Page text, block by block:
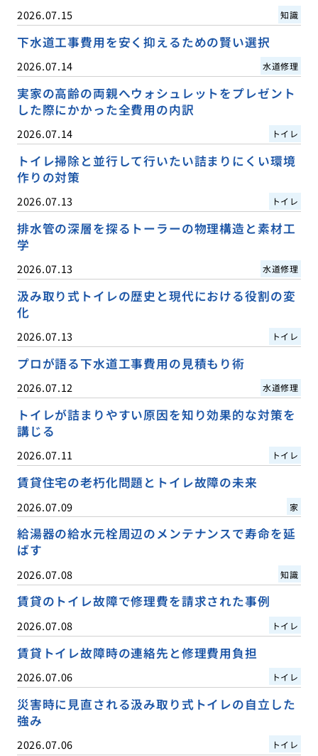
2026.07.15 知識
下水道工事費用を安く抑えるための賢い選択
2026.07.14 水道修理
実家の高齢の両親へウォシュレットをプレゼント
した際にかかった全費用の内訳
2026.07.14 トイレ
トイレ掃除と並行して行いたい詰まりにくい環境
作りの対策
2026.07.13 トイレ
排水管の深層を探るトーラーの物理構造と素材工
学
2026.07.13 水道修理
汲み取り式トイレの歴史と現代における役割の変
化
2026.07.13 トイレ
プロが語る下水道工事費用の見積もり術
2026.07.12 水道修理
トイレが詰まりやすい原因を知り効果的な対策を
講じる
2026.07.11 トイレ
賃貸住宅の老朽化問題とトイレ故障の未来
2026.07.09 家
給湯器の給水元栓周辺のメンテナンスで寿命を延
ばす
2026.07.08 知識
賃貸のトイレ故障で修理費を請求された事例
2026.07.08 トイレ
賃貸トイレ故障時の連絡先と修理費用負担
2026.07.06 トイレ
災害時に見直される汲み取り式トイレの自立した
強み
2026.07.06 トイレ